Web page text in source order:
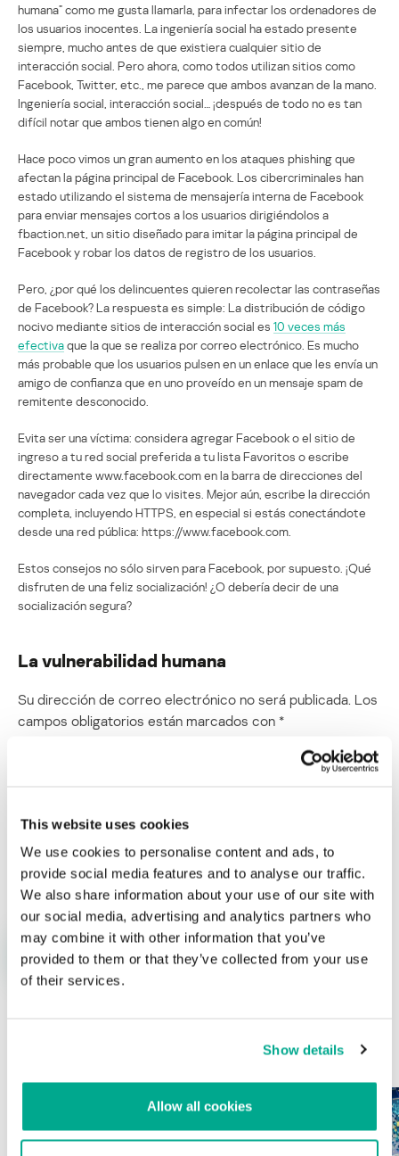
This website uses cookies
We use cookies to personalise content and ads, to
provide social media features and to analyse our traffic.
We also share information about your use of our site with
our social media, advertising and analytics partners who
may combine it with other information that you’ve
provided to them or that they’ve collected from your use
of their services.
Show details
Allow all cookies
humana” como me gusta llamarla, para infectar los ordenadores de
los usuarios inocentes. La ingeniería social ha estado presente
siempre, mucho antes de que existiera cualquier sitio de
interacción social. Pero ahora, como todos utilizan sitios como
Facebook, Twitter, etc., me parece que ambos avanzan de la mano.
Ingeniería social, interacción social… ¡después de todo no es tan
difícil notar que ambos tienen algo en común!
Hace poco vimos un gran aumento en los ataques phishing que
afectan la página principal de Facebook. Los cibercriminales han
estado utilizando el sistema de mensajería interna de Facebook
para enviar mensajes cortos a los usuarios dirigiéndolos a
fbaction.net, un sitio diseñado para imitar la página principal de
Facebook y robar los datos de registro de los usuarios.
Pero, ¿por qué los delincuentes quieren recolectar las contraseñas
de Facebook? La respuesta es simple: La distribución de código
nocivo mediante sitios de interacción social es 10 veces más
efectivaque la que se realiza por correo electrónico. Es mucho
más probable que los usuarios pulsen en un enlace que les envía un
amigo de confianza que en uno proveído en un mensaje spam de
remitente desconocido.
Evita ser una víctima: considera agregar Facebook o el sitio de
ingreso a tu red social preferida a tu lista Favoritos o escribe
directamente www.facebook.com en la barra de direcciones del
navegador cada vez que lo visites. Mejor aún, escribe la dirección
completa, incluyendo HTTPS, en especial si estás conectándote
desde una red pública: https://www.facebook.com.
Estos consejos no sólo sirven para Facebook, por supuesto. ¡Qué
disfruten de una feliz socialización! ¿O debería decir de una
socialización segura?
La vulnerabilidad humana
Su dirección de correo electrónico no será publicada. Los
campos obligatorios están marcados con *
Nombre* Correo electrónico*
ÚLTIMAS PUBLICACIONES